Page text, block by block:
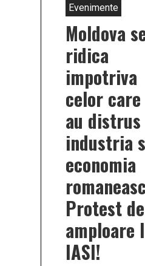
Evenimente
Moldova
ridica
impotriva
celor care
au distrus
industria
economia
Protest de
amploare
IASI!